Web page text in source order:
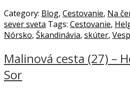
Category: Blog, Cestovanie, Na
sever sveta Tags: Cestovanie,
Nórsko, Škandinávia, skúter,
Malinová cesta (27) –
Sor